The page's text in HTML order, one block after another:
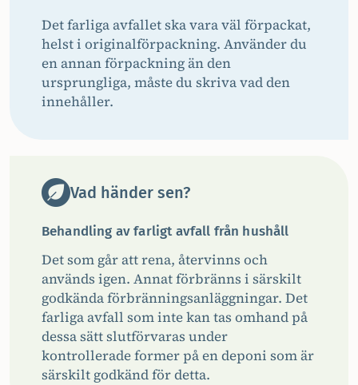
Det farliga avfallet ska vara väl förpackat,
helst i originalförpackning. Använder du
en annan förpackning än den
ursprungliga, måste du skriva vad den
innehåller.
Vad händer sen?
Behandling av farligt avfall från hushåll
Det som går att rena, återvinns och
används igen. Annat förbränns i särskilt
godkända förbränningsanläggningar. Det
farliga avfall som inte kan tas omhand på
dessa sätt slutförvaras under
kontrollerade former på en deponi som är
särskilt godkänd för detta.